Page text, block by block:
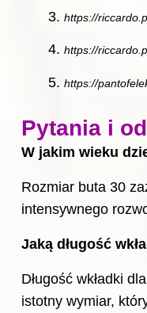
https://
https://
https://
Pytania i
W jakim wieku
Rozmiar buta 30
intensywnego
Jaką długość
Długość wkładki
istotny wymiar,